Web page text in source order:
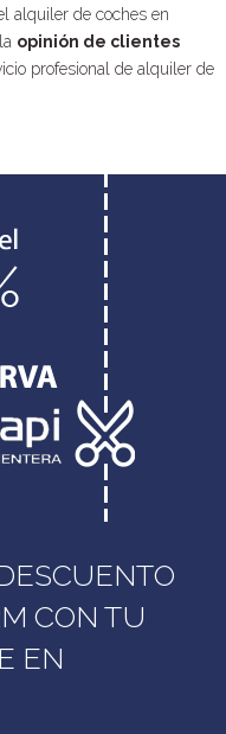
alquiler de coches en
opinión de clientes
profesional de alquiler de
CON TU
EN